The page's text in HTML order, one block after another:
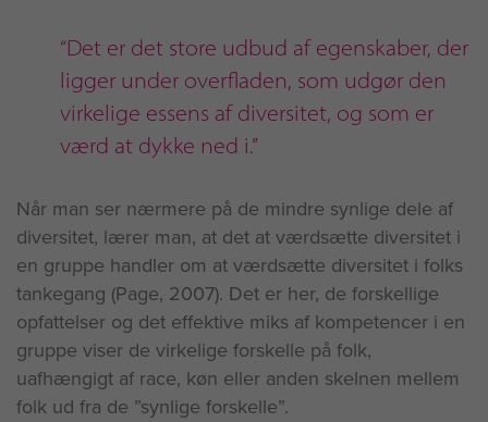
“Det er det store udbud af egenskaber, der
ligger under overfladen, som udgør den
virkelige essens af diversitet, og som er
værd at dykke ned i.”
Når man ser nærmere på de mindre synlige dele af
diversitet, lærer man, at det at værdsætte diversitet i
en gruppe handler om at værdsætte diversitet i folks
tankegang (Page, 2007). Det er her, de forskellige
opfattelser og det effektive miks af kompetencer i en
gruppe viser de virkelige forskelle på folk,
uafhængigt af race, køn eller anden skelnen mellem
folk ud fra de ”synlige forskelle”.